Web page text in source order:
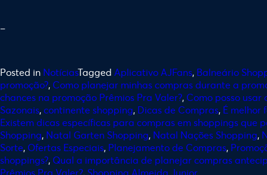
–
Posted in NotíciasTagged Aplicativo AJFans, Balneário
promoção?, Como planejar minhas compras durante a
chances na promoção Prêmios Pra Valer?, Como posso
Sazonais,continente shopping, Dicas de Compras, É melhor
Existem dicas específicas para compras em shoppings que
Shopping, Natal Garten Shopping, Natal Nações Shopping,
Sorte, Ofertas Especiais, Planejamento de Compras,
shoppings?, Qual a importância de planejar compras
Prêmios Pra Valer?, Shopping Almeida Junior